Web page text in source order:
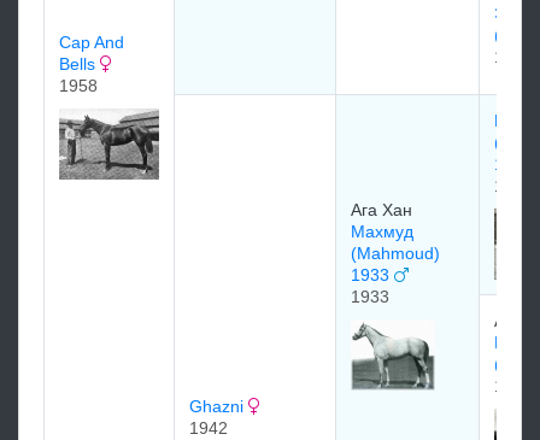
Cap And
Bells
1958
1937
Ghazni
1942
Ага Хан
Махмуд
(Mahmoud)
1933
1933
1927
Ага
Маx
(Mah
1928